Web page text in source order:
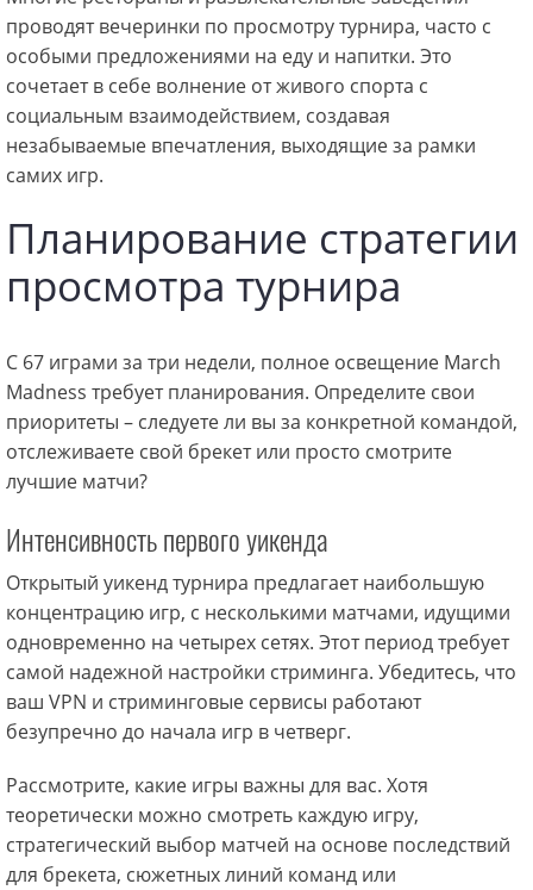
проводят вечеринки по просмотру турнира, часто с
особыми предложениями на еду и напитки. Это
сочетает в себе волнение от живого спорта с
социальным взаимодействием, создавая
незабываемые впечатления, выходящие за рамки
самих игр.
Планирование стратегии
просмотра турнира
С 67 играми за три недели, полное освещение March
Madness требует планирования. Определите свои
приоритеты – следуете ли вы за конкретной командой,
отслеживаете свой брекет или просто смотрите
лучшие матчи?
Интенсивность первого уикенда
Открытый уикенд турнира предлагает наибольшую
концентрацию игр, с несколькими матчами, идущими
одновременно на четырех сетях. Этот период требует
самой надежной настройки стриминга. Убедитесь, что
ваш VPN и стриминговые сервисы работают
безупречно до начала игр в четверг.
Рассмотрите, какие игры важны для вас. Хотя
теоретически можно смотреть каждую игру,
стратегический выбор матчей на основе последствий
для брекета, сюжетных линий команд или